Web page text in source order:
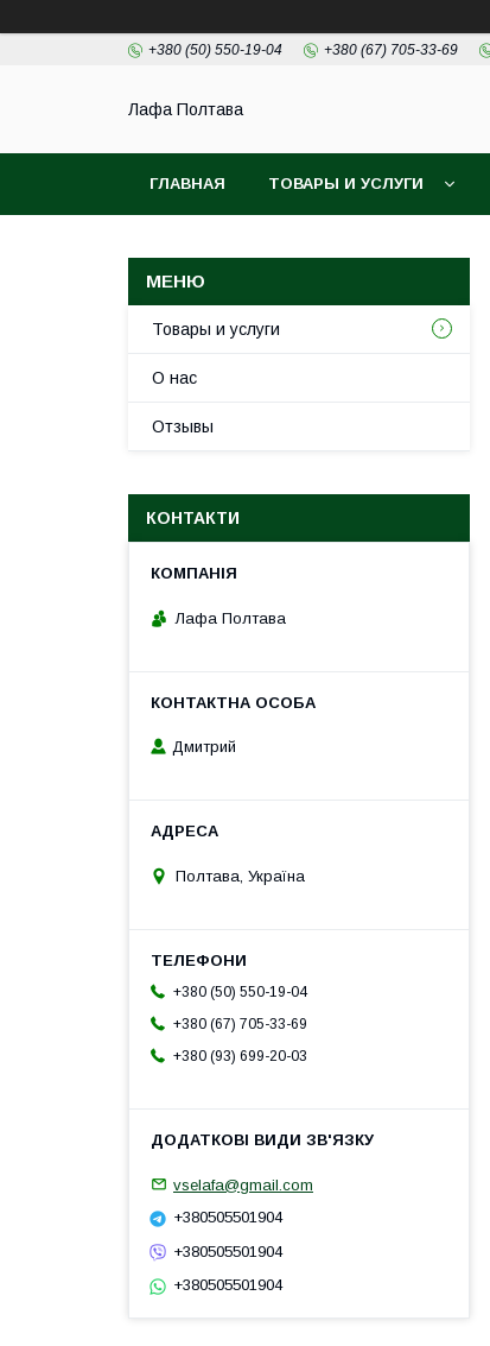
+380 (50) 550-19-04 +380 (67) 705-33-69
Лафа Полтава
ГЛАВНАЯ ТОВАРЫ И УСЛУГИ
Товары и услуги
О нас
Отзывы
КОНТАКТИ
Лафа Полтава
Дмитрий
Полтава, Україна
+380 (50) 550-19-04
+380 (67) 705-33-69
+380 (93) 699-20-03
vselafa@gmail.com
+380505501904
+380505501904
+380505501904